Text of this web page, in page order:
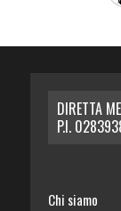
DIRETTA
P.I.
Chi siamo